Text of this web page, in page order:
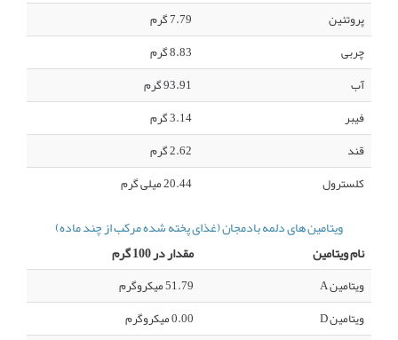
پروتئین
7.79 گرم
چربی
8.83 گرم
آب
93.91 گرم
فیبر
3.14 گرم
قند
2.62 گرم
کلسترول
20.44 میلی گرم
ویتامین های دلمه بادمجان (غذای پخته شده مرکب از چند ماده)
نام ویتامین
مقدار در 100 گرم
ویتامین A
51.79 میکروگرم
ویتامین D
0.00 میکروگرم